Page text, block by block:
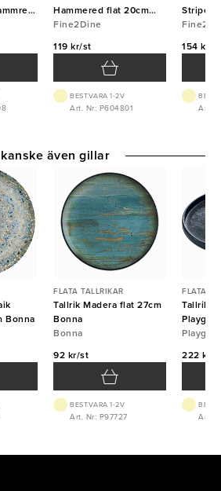
Hammered flat 20cm
Fine2Dine
Fine2Dine
119 kr/st
BEST.VARA 1-2V
Art. Nr: P604801
Striped
154 kr/st
Art.
Bonna
FLATA TALLRIKAR
Tallrik Madera flat 27cm
Bonna
Bonna
92 kr/st
BEST.VARA 1-2V
Art. Nr: P97727
FLATA
Tallrik
222 kr/
Art.
även gillar